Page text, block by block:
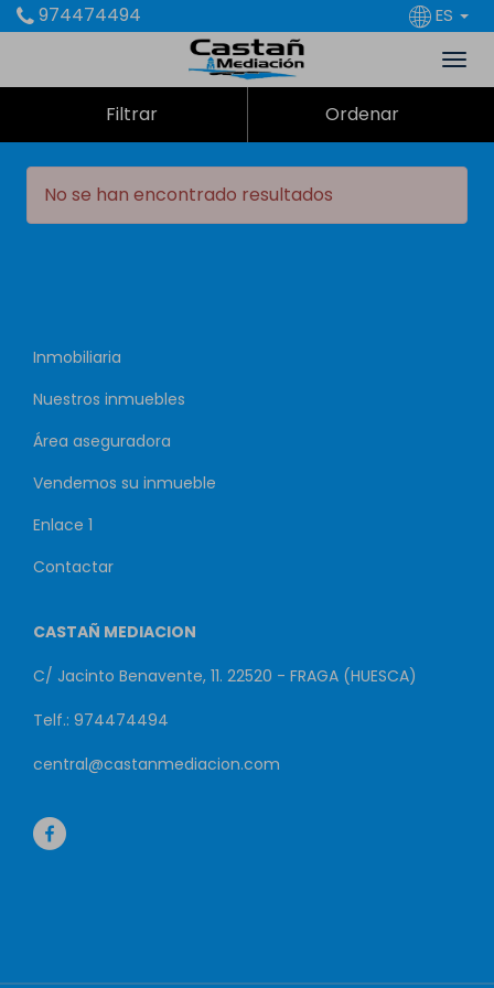
974474494 ES
Filtrar Ordenar
No se han encontrado resultados
Inmobiliaria
Nuestros inmuebles
Área aseguradora
Vendemos su inmueble
Enlace 1
Contactar
CASTAÑ MEDIACION
C/ Jacinto Benavente, 11. 22520 - FRAGA (HUESCA)
Telf.: 974474494
central@castanmediacion.com